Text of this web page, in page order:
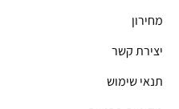
מחירון
יצירת קשר
תנאי שימוש